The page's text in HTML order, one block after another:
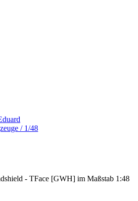
/ 1/48
- TFace [GWH] im Maßstab 1:48